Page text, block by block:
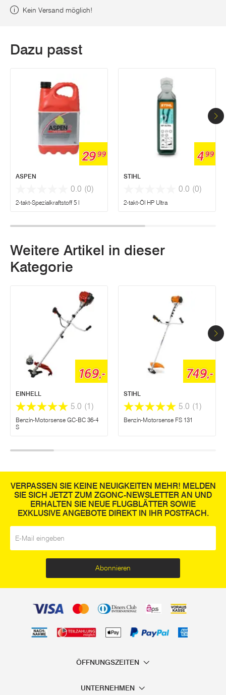
Kein Versand möglich!
Dazu passt
2999
ASPEN
0.0 (0)
2-takt-Spezialkraftstoff 5 l
499
STIHL
0.0 (0)
2-takt-Öl HP Ultra
Weitere Artikel in dieser
Kategorie
169,-
EINHELL
5.0 (1)
Benzin-Motorsense GC-BC 36-4
S
749,-
STIHL
5.0 (1)
Benzin-Motorsense FS 131
VERPASSEN SIE KEINE NEUIGKEITEN MEHR! MELDEN
SIE SICH JETZT ZUM ZGONC-NEWSLETTER AN UND
ERHALTEN SIE NEUE FLUGBLÄTTER SOWIE
EXKLUSIVE ANGEBOTE DIREKT IN IHR POSTFACH.
Abonnieren
ÖFFNUNGSZEITEN
UNTERNEHMEN